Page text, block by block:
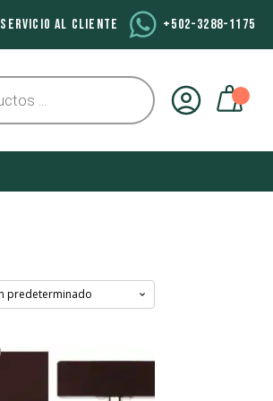
SERVICIO AL CLIENTE +502-3288-1175